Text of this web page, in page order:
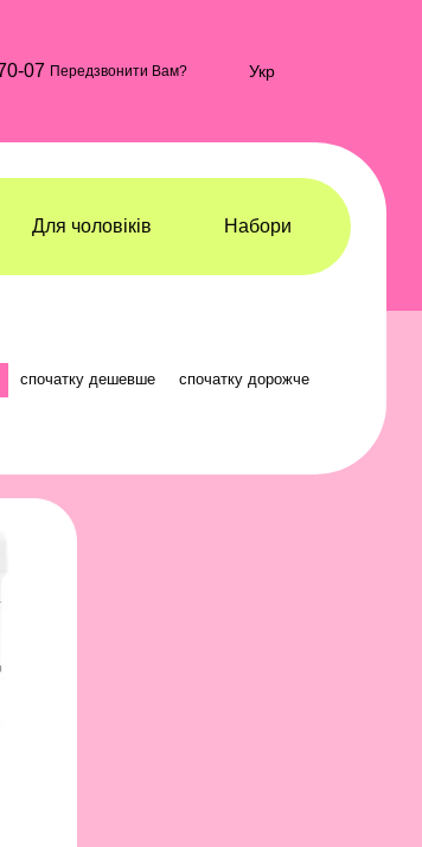
07 Передзвонити Вам? Укр
Для чоловіків Набори
спочатку дешевше спочатку дорожче